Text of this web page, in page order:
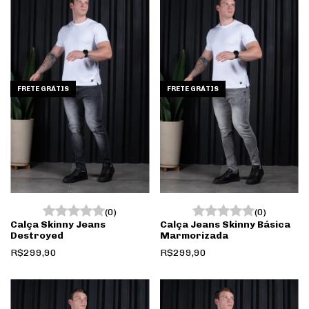
FRETE GRÁTIS
(0)
Calça Skinny Jeans
Destroyed
R$299,90
FRETE GRÁTIS
(0)
Calça Jeans Skinny Básica
Marmorizada
R$299,90